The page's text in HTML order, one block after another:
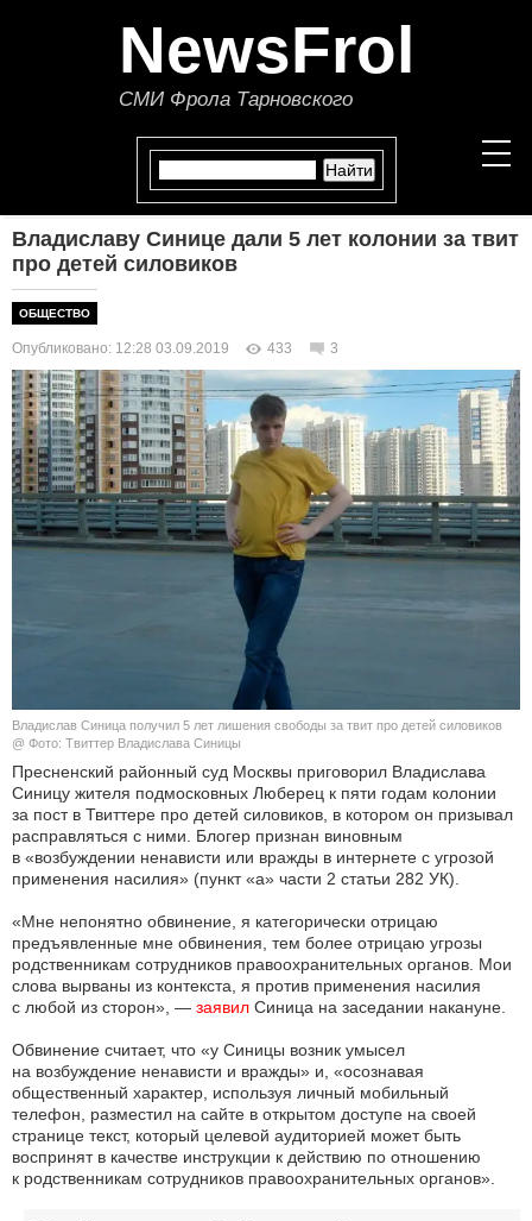
NewsFrol
СМИ Фрола Тарновского
НОВОСТИ
ПОЛИТИКА
ЭКОНОМИКА
В МИРЕ
ОБЩЕСТВО
КУЛЬТУРА
НАУКА
СПОРТ
ШОУ-БИЗНЕС
АВТО И МОТО
ЭГОИЗМ
Владиславу Синице дали 5 лет колонии за твит
про детей силовиков
ОБЩЕСТВО
Опубликовано: 12:28 03.09.2019 433 3
Владислав Синица получил 5 лет лишения свободы за твит про детей силовиков
@ Фото: Твиттер Владислава Синицы
Пресненский районный суд Москвы приговорил Владислава
Синицу жителя подмосковных Люберец к пяти годам колонии
за пост в Твиттере про детей силовиков, в котором он призывал
расправляться с ними. Блогер признан виновным
в «возбуждении ненависти или вражды в интернете с угрозой
применения насилия» (пункт «а» части 2 статьи 282 УК).
«Мне непонятно обвинение, я категорически отрицаю
предъявленные мне обвинения, тем более отрицаю угрозы
родственникам сотрудников правоохранительных органов. Мои
слова вырваны из контекста, я против применения насилия
с любой из сторон», — заявил Синица на заседании накануне.
Обвинение считает, что «у Синицы возник умысел
на возбуждение ненависти и вражды» и, «осознавая
общественный характер, используя личный мобильный
телефон, разместил на сайте в открытом доступе на своей
странице текст, который целевой аудиторией может быть
воспринят в качестве инструкции к действию по отношению
к родственникам сотрудников правоохранительных органов».